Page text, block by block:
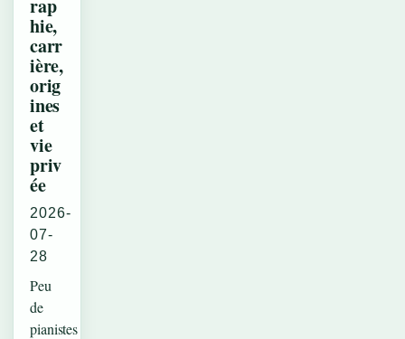
rap
hie,
carr
ière,
orig
ines
et
vie
priv
ée
2026-
07-
28
Peu
de
pianistes